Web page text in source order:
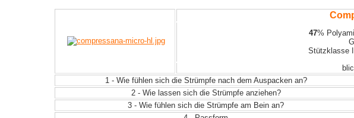
47%
Stützklasse
1 - Wie fühlen sich die Strümpfe nach dem Auspacken an?
2 - Wie lassen sich die Strümpfe anziehen?
3 - Wie fühlen sich die Strümpfe am Bein an?